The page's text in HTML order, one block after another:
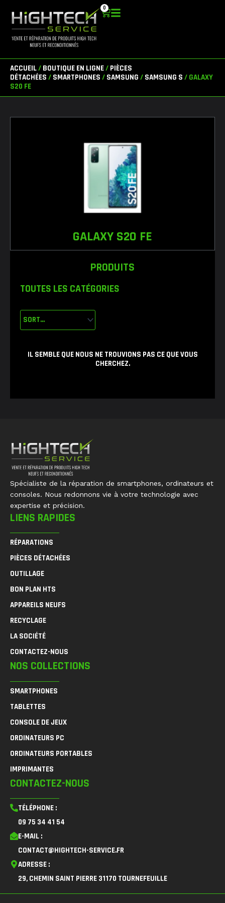
contenu
0
Panier
ACCUEIL/ BOUTIQUE EN LIGNE/ PIÈCES
DÉTACHÉES / SMARTPHONES / SAMSUNG / SAMSUNG S / GALAXY
S20 FE
GALAXY S20 FE
PRODUITS
TOUTES LES CATÉGORIES
IL SEMBLE QUE NOUS NE TROUVIONS PAS CE QUE VOUS
CHERCHEZ.
Spécialiste de la réparation de smartphones, ordinateurs et
consoles. Nous redonnons vie à votre technologie avec
expertise et précision.
LIENS RAPIDES
RÉPARATIONS
PIÈCES DÉTACHÉES
OUTILLAGE
BON PLAN HTS
APPAREILS NEUFS
RECYCLAGE
LA SOCIÉTÉ
CONTACTEZ-NOUS
NOS COLLECTIONS
SMARTPHONES
TABLETTES
CONSOLE DE JEUX
ORDINATEURS PC
ORDINATEURS PORTABLES
IMPRIMANTES
CONTACTEZ-NOUS
TÉLÉPHONE :
09 75 34 41 54
E-MAIL :
CONTACT@HIGHTECH-SERVICE.FR
ADRESSE :
29, CHEMIN SAINT PIERRE 31170 TOURNEFEUILLE